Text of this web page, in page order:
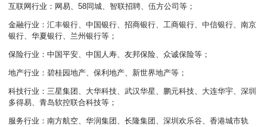
互联网行业：网易、58同城、智联招聘、伍方公司等；
金融行业：汇丰银行、中国银行、招商银行、工商银行、中信银行、南京
银行、华夏银行、兰州银行等；
保险行业：中国平安、中国人寿、友邦保险、众诚保险等；
地产行业：碧桂园地产、保利地产、新世界地产等；
科技行业：三星集团、大华科技、武汉华星、鹏元科技、大连华宇、深圳
多得易、青岛软控联合科技等；
服务行业：南方航空、华润集团、长隆集团、深圳欢乐谷、香港城市轨